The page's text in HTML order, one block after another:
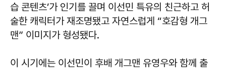
습 콘텐츠’가 인기를 끌며 이선민 특유의 친근하고 허
술한 캐릭터가 재조명됐고 자연스럽게 “호감형 개그
맨” 이미지가 형성됐다.
이 시기에는 이선민이 후배 개그맨 유영우와 함께 출